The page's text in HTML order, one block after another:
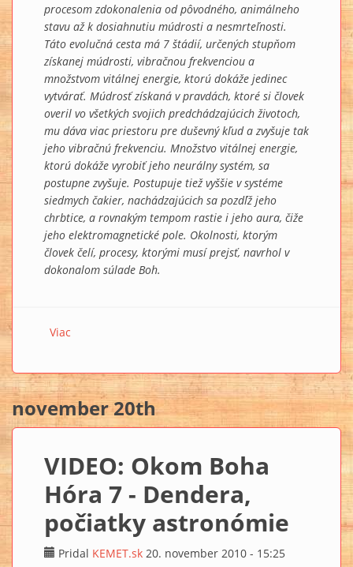
procesom zdokonalenia od pôvodného, animálneho
stavu až k dosiahnutiu múdrosti a nesmrteľnosti.
Táto evolučná cesta má 7 štádií, určených stupňom
získanej múdrosti, vibračnou frekvenciou a
množstvom vitálnej energie, ktorú dokáže jedinec
vytvárať. Múdrosť získaná v pravdách, ktoré si človek
overil vo všetkých svojich predchádzajúcich životoch,
mu dáva viac priestoru pre duševný kľud a zvyšuje tak
jeho vibračnú frekvenciu. Množstvo vitálnej energie,
ktorú dokáže vyrobiť jeho neurálny systém, sa
postupne zvyšuje. Postupuje tiež vyššie v systéme
siedmych čakier, nachádzajúcich sa pozdĺž jeho
chrbtice, a rovnakým tempom rastie i jeho aura, čiže
jeho elektromagnetické pole. Okolnosti, ktorým
človek čelí, procesy, ktorými musí prejsť, navrhol v
dokonalom súlade Boh.
Viac
november 20th
VIDEO: Okom Boha
Hóra 7 - Dendera,
počiatky astronómie
Pridal KEMET.sk 20. november 2010 - 15:25